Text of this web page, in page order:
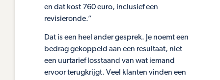
en dat kost 760 euro, inclusief een
revisieronde.”
Dat is een heel ander gesprek. Je noemt een
bedrag gekoppeld aan een resultaat, niet
een uurtarief losstaand van wat iemand
ervoor terugkrijgt. Veel klanten vinden een